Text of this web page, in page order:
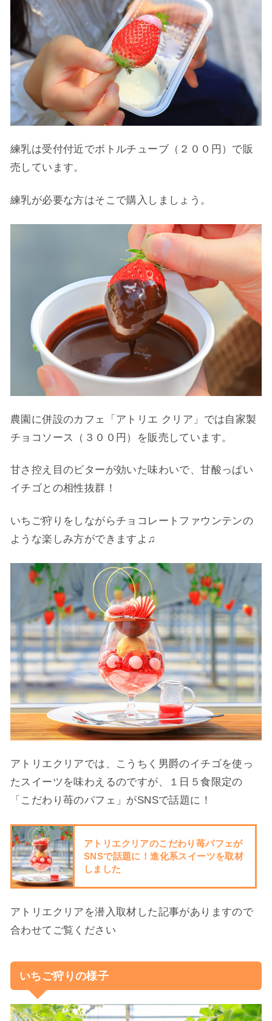
練乳は受付付近でボトルチューブ（２００円）で販
売しています。
練乳が必要な方はそこで購入しましょう。
農園に併設のカフェ「アトリエ クリア」では自家製
チョコソース（３００円）を販売しています。
甘さ控え目のビターが効いた味わいで、甘酸っぱい
イチゴとの相性抜群！
いちご狩りをしながらチョコレートファウンテンの
ような楽しみ方ができますよ♫
アトリエクリアでは、こうちく男爵のイチゴを使っ
たスイーツを味わえるのですが、１日５食限定の
「こだわり苺のパフェ」がSNSで話題に！
アトリエクリアのこだわり苺パフェが
SNSで話題に！進化系スイーツを取材
しました
アトリエクリアを潜入取材した記事がありますので
合わせてご覧ください
いちご狩りの様子